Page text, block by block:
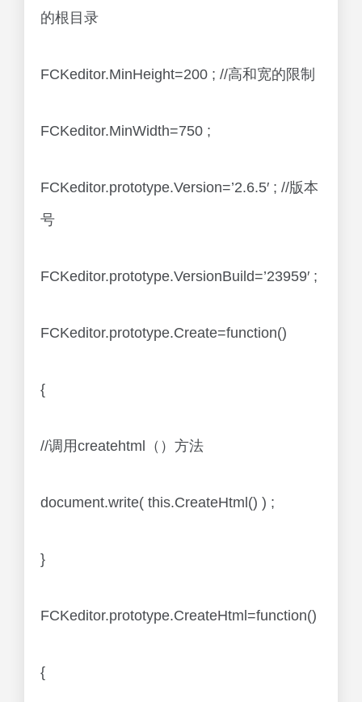
的根目录
FCKeditor.MinHeight=200 ; //高和宽的限制
FCKeditor.MinWidth=750 ;
FCKeditor.prototype.Version=’2.6.5′ ; //版本
号
FCKeditor.prototype.VersionBuild=’23959′ ;
FCKeditor.prototype.Create=function()
{
//调用createhtml（）方法
document.write( this.CreateHtml() ) ;
}
FCKeditor.prototype.CreateHtml=function()
{